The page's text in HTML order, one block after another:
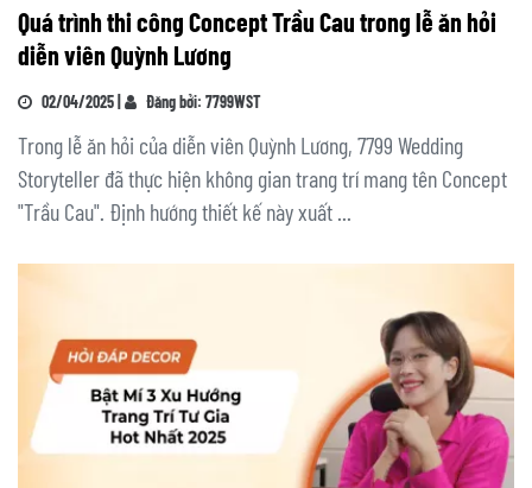
Quá trình thi công Concept Trầu Cau trong lễ ăn hỏi
diễn viên Quỳnh Lương
02/04/2025 | Đăng bởi: 7799WST
Trong lễ ăn hỏi của diễn viên Quỳnh Lương, 7799 Wedding
Storyteller đã thực hiện không gian trang trí mang tên Concept
"Trầu Cau". Định hướng thiết kế này xuất ...